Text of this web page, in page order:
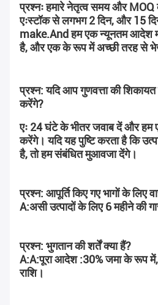
प्रश्नः हमारे नेतृत्व समय और MOQ
एःस्टॉक से लगभग 2 दिन, और 15
make.And हम एक न्यूनतम आदेश
है, और एक के रूप में अच्छी तरह से
प्रश्न: यदि आप गुणवत्ता की शिकायत
करेंगे?
एः 24 घंटे के भीतर जवाब दें और हम
करेंगे। यदि यह पुष्टि करता है कि
है, तो हम संबंधित मुआवजा देंगे।
प्रश्न: आपूर्ति किए गए भागों के लिए
A:असी उत्पादों के लिए 6 महीने की
प्रश्न: भुगतान की शर्तें क्या हैं?
A:A:पूरा आदेश :30% जमा के रूप
राशि।